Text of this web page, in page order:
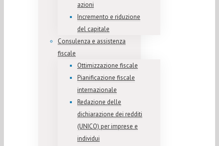
azioni
Incremento e riduzione
del capitale
Consulenza e assistenza
fiscale
Ottimizzazione fiscale
Pianificazione fiscale
internazionale
Redazione delle
dichiarazione dei redditi
(UNICO) per imprese e
individui